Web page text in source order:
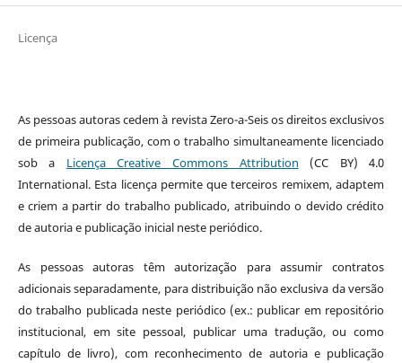
Licença
As pessoas autoras cedem à revista Zero-a-Seis os direitos exclusivos
de primeira publicação, com o trabalho simultaneamente licenciado
sob a Licença Creative Commons Attribution (CC BY) 4.0
International. Esta licença permite que terceiros remixem, adaptem
e criem a partir do trabalho publicado, atribuindo o devido crédito
de autoria e publicação inicial neste periódico.
As pessoas autoras têm autorização para assumir contratos
adicionais separadamente, para distribuição não exclusiva da versão
do trabalho publicada neste periódico (ex.: publicar em repositório
institucional, em site pessoal, publicar uma tradução, ou como
capítulo de livro), com reconhecimento de autoria e publicação